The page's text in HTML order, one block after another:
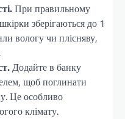
При правильному
зберігаються до 1
вологу чи плісняву,
Додайте в банку
щоб поглинати
Це особливо
клімату.